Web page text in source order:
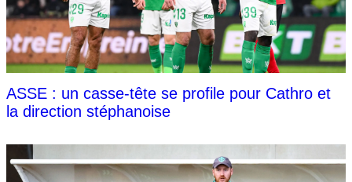
ASSE : un casse-tête se profile pour Cathro et
la direction stéphanoise